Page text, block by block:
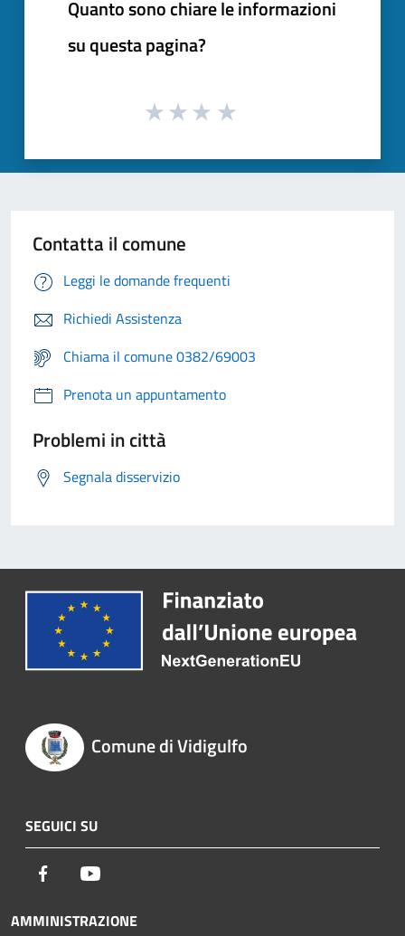
Quanto sono chiare le informazioni
su questa pagina?
Contatta il comune
Leggi le domande frequenti
Richiedi Assistenza
Chiama il comune 0382/69003
Prenota un appuntamento
Problemi in città
Segnala disservizio
Comune di Vidigulfo
SEGUICI SU
Facebook
AMMINISTRAZIONE